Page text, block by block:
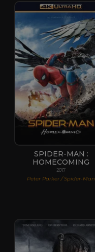
SPIDER-MAN :
HOMECOMING
2017
Peter Parker / Spider-Man